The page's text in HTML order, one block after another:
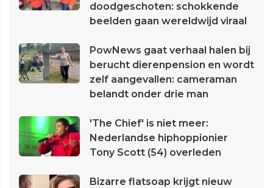
doodgeschoten: schokkende
beelden gaan wereldwijd viraal
PowNews gaat verhaal halen bij
berucht dierenpension en wordt
zelf aangevallen: cameraman
belandt onder drie man
'The Chief' is niet meer:
Nederlandse hiphoppionier
Tony Scott (54) overleden
Bizarre flatsoap krijgt nieuw